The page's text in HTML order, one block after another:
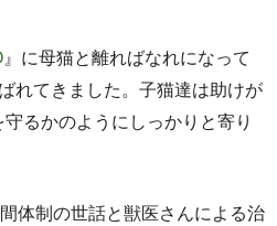
』に母猫と離ればなれになって
れてきました。子猫達は助けが
るかのようにしっかりと寄り
体制の世話と獣医さんによる治